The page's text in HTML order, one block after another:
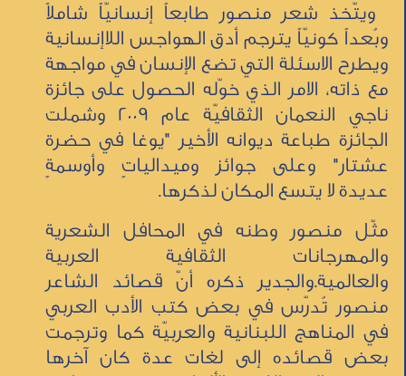
ويتّخذ شعر منصور طابعاً إنسانيّاً شاملاً
وبُعداً كونيّاً يترجم أدق الهواجس اللاإنسانية
ويطرح الاسئلة التي تضع الإنسان في مواجهة
مع ذاته، الامر الذي خوّله الحصول على جائزة
ناجي النعمان الثقافيّة عام 2009 وشملت
الجائزة طباعة ديوانه الأخير "يوغا في حضرة
عشتار" وعلى جوائز وميدالياتٍ وأوسمةٍ
عديدة لا يتسع المكان لذكرها.
مثّل منصور وطنه في المحافل الشعرية
والمهرجانات الثقافية العربية
والعالمية.والجدير ذكره أنّ قصائد الشاعر
منصور تُدرّس في بعض كتب الأدب العربي
في المناهج اللبنانية والعربيّة كما وترجمت
بعض قصائده إلى لغات عدة كان آخرها